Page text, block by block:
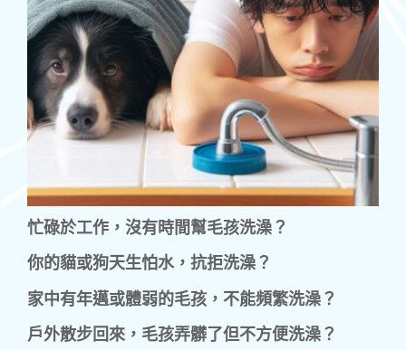
忙碌於工作，沒有時間幫毛孩洗澡？
你的貓或狗天生怕水，抗拒洗澡？
家中有年邁或體弱的毛孩，不能頻繁洗澡？
戶外散步回來，毛孩弄髒了但不方便洗澡？